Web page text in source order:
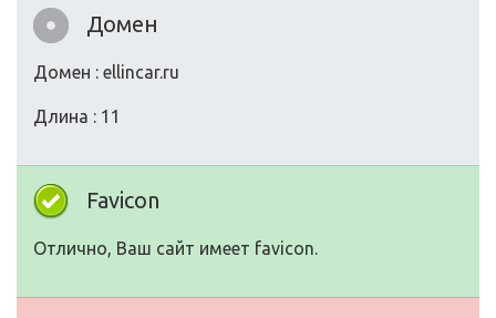
Домен
Домен : ellincar.ru
Длина : 11
Favicon
Отлично, Ваш сайт имеет favicon.